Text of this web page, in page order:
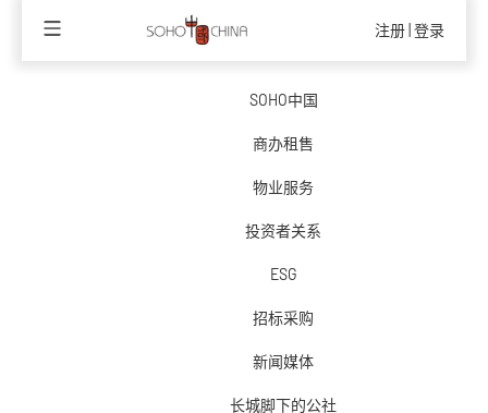
注册 登录
SOHO中国
商办租售
物业服务
投资者关系
ESG
招标采购
新闻媒体
长城脚下的公社
绿色可持续采
与合作伙伴团结协作，共同推动ESG工作